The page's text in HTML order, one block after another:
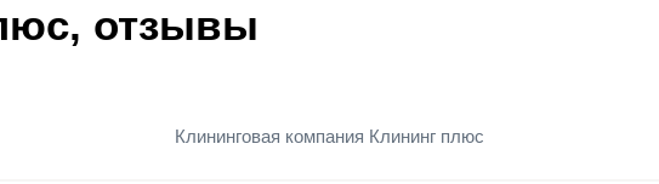
отзывы
Клининговая компания Клининг плюс